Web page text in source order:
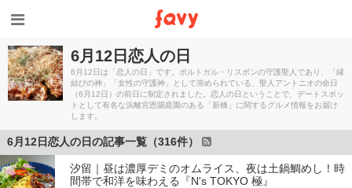
6月12日恋人の日
6月12日は「恋人の日」です。ポルトガル・リスボンの守護聖人であり、「縁
結びの神」「女性の守護神」として崇められている、聖人アントニオの命日
（6月12日）の前日に制定されました。恋人の日ということで、デートスポッ
トとして有名な浜離宮恩賜庭園のある「新橋」に関するグルメ情報をお届け
します。
6月12日恋人の日の記事一覧（316件）
汐留｜昼は濃厚デミのオムライス、夜は土鍋鯛めし！時
間帯で和洋を味わえる『N's TOKYO 極』